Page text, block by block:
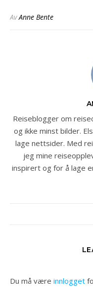
AvAnne Bente
Reiseblogger om
og ikke minst bilder.
lage nettsider. Med
jeg mine
inspirert og for å lage
Du må være innlogget